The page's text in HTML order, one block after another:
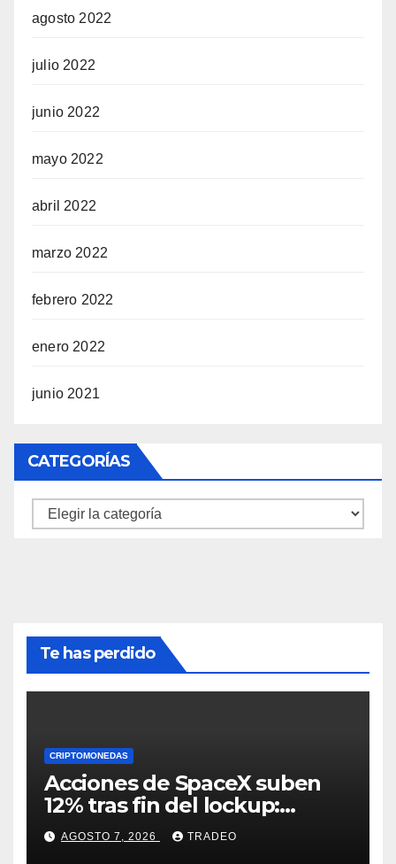
agosto 2022
julio 2022
junio 2022
mayo 2022
abril 2022
marzo 2022
febrero 2022
enero 2022
junio 2021
CATEGORÍAS
Categorías
Te has perdido
CRIPTOMONEDAS
Acciones de SpaceX suben
12% tras fin del lockup:
¿Hasta dónde podrían llegar
en agosto?
AGOSTO 7, 2026 TRADEO